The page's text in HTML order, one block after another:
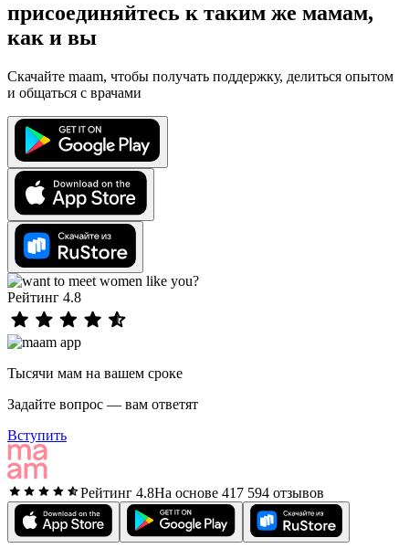
присоединяйтесь к таким же мамам,
как и вы
Скачайте maam, чтобы получать поддержку, делиться опытом
и общаться с врачами
Рейтинг 4.8
Тысячи мам на вашем сроке
Задайте вопрос — вам ответят
Вступить
Рейтинг 4.8На основе 417 594 отзывов